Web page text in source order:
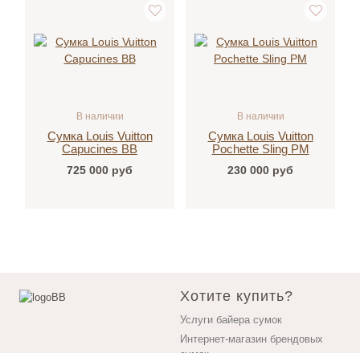
В наличии
Сумка Louis Vuitton
Capucines BB
725 000 руб
В наличии
Сумка Louis Vuitton
Pochette Sling PM
230 000 руб
Хотите купить?
Услуги байера сумок
Интернет-магазин брендовых